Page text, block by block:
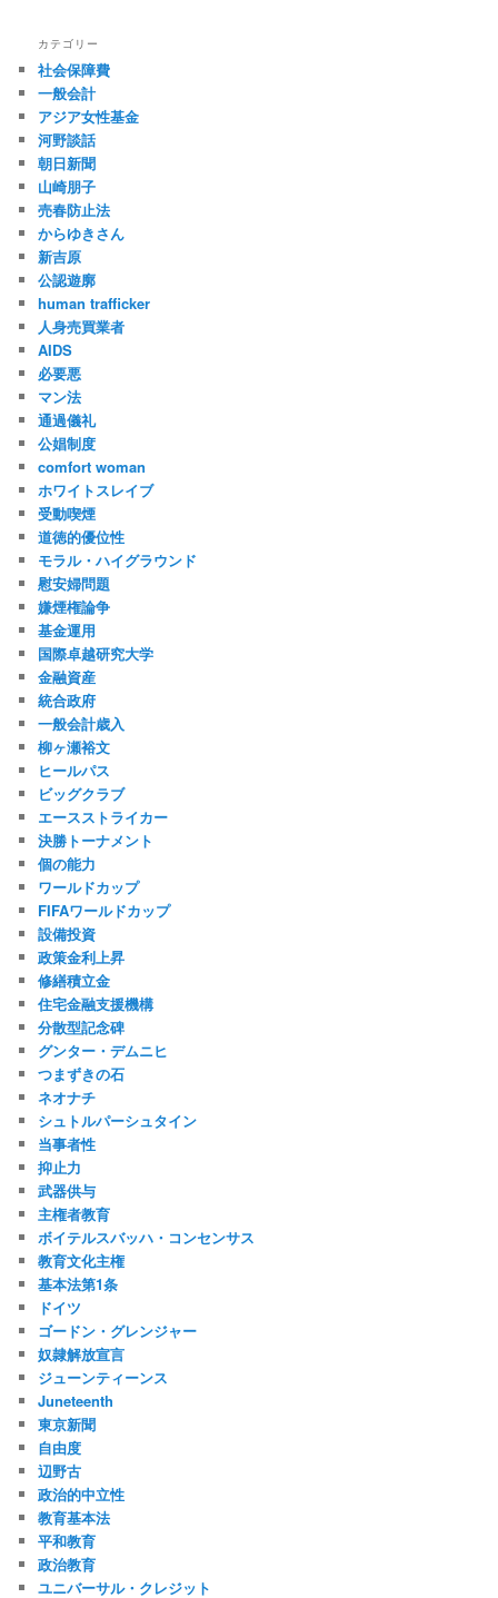
カテゴリー
社会保障費
一般会計
アジア女性基金
河野談話
朝日新聞
山崎朋子
売春防止法
からゆきさん
新吉原
公認遊廓
human trafficker
人身売買業者
AIDS
必要悪
マン法
通過儀礼
公娼制度
comfort woman
ホワイトスレイブ
受動喫煙
道徳的優位性
モラル・ハイグラウンド
慰安婦問題
嫌煙権論争
基金運用
国際卓越研究大学
金融資産
統合政府
一般会計歳入
柳ヶ瀬裕文
ヒールパス
ビッグクラブ
エースストライカー
決勝トーナメント
個の能力
ワールドカップ
FIFAワールドカップ
設備投資
政策金利上昇
修繕積立金
住宅金融支援機構
分散型記念碑
グンター・デムニヒ
つまずきの石
ネオナチ
シュトルパーシュタイン
当事者性
抑止力
武器供与
主権者教育
ボイテルスバッハ・コンセンサス
教育文化主権
基本法第1条
ドイツ
ゴードン・グレンジャー
奴隷解放宣言
ジューンティーンス
Juneteenth
東京新聞
自由度
辺野古
政治的中立性
教育基本法
平和教育
政治教育
ユニバーサル・クレジット